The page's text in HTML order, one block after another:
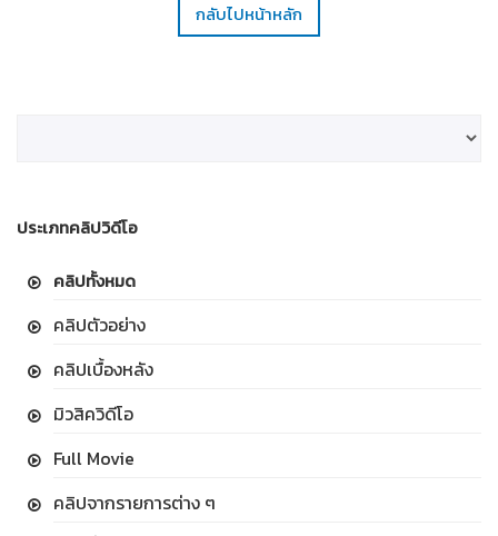
กลับไปหน้าหลัก
ประเภทคลิปวิดีโอ
คลิปทั้งหมด
คลิปตัวอย่าง
คลิปเบื้องหลัง
มิวสิควิดีโอ
Full Movie
คลิปจากรายการต่าง ๆ